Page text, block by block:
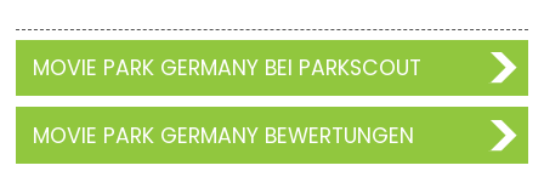
MOVIE PARK GERMANY BEI PARKSCOUT
MOVIE PARK GERMANY BEWERTUNGEN